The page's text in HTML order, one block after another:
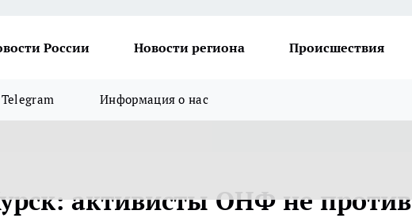
России Новости региона Происшествия
Информация о нас
активисты ОНФ не против